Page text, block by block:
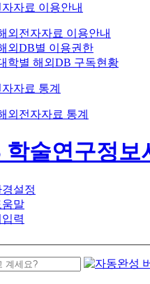
자료 이용안내
외전자자료 이용안내
외DB별 이용권한
학별 해외DB 구독현황
자료 통계
외전자자료 통계
설정
움말
력